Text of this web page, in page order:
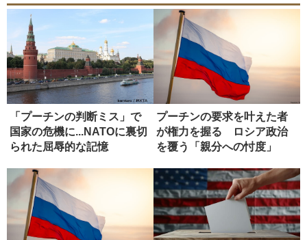
「プーチンの判断ミス」で
国家の危機に...NATOに裏切
られた屈辱的な記憶
プーチンの要求を叶えた者
が権力を握る ロシア政治
を覆う「親分への忖度」